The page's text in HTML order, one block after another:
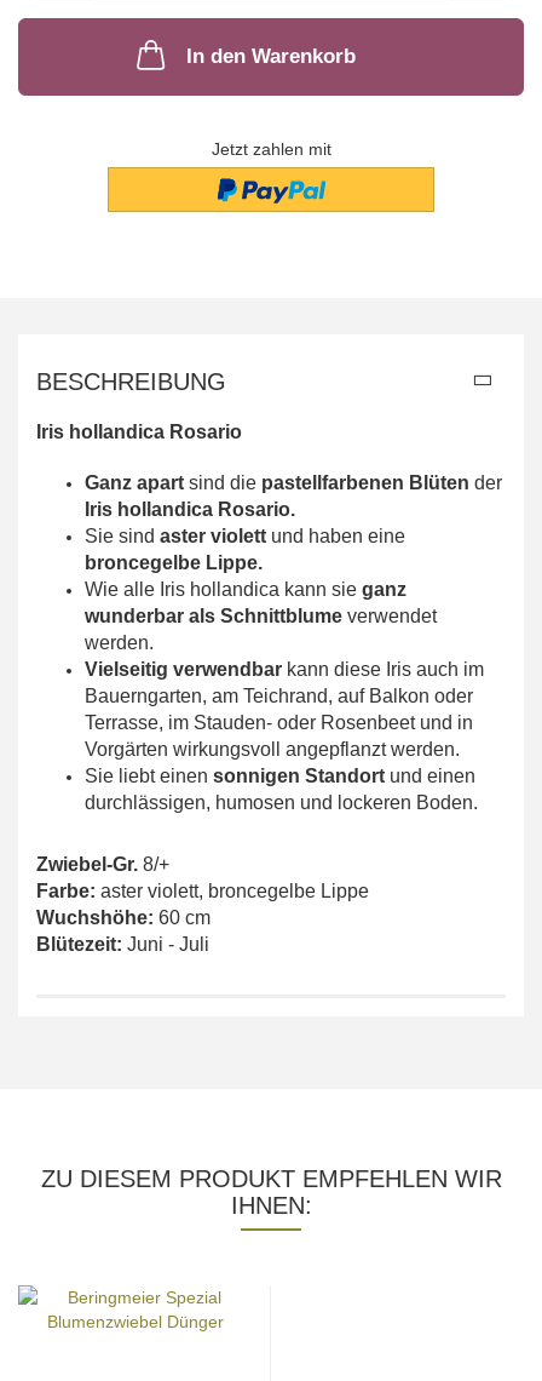
In den Warenkorb
Jetzt zahlen mit
BESCHREIBUNG
Iris hollandica Rosario
Ganz apart sind die pastellfarbenen Blüten der
Iris hollandica Rosario.
Sie sind aster violett und haben eine
broncegelbe Lippe.
Wie alle Iris hollandica kann sie ganz
wunderbar als Schnittblume verwendet
werden.
Vielseitig verwendbar kann diese Iris auch im
Bauerngarten, am Teichrand, auf Balkon oder
Terrasse, im Stauden- oder Rosenbeet und in
Vorgärten wirkungsvoll angepflanzt werden.
Sie liebt einen sonnigen Standort und einen
durchlässigen, humosen und lockeren Boden.
Zwiebel-Gr. 8/+
Farbe: aster violett, broncegelbe Lippe
Wuchshöhe: 60 cm
Blütezeit: Juni - Juli
ZU DIESEM PRODUKT EMPFEHLEN WIR
IHNEN: